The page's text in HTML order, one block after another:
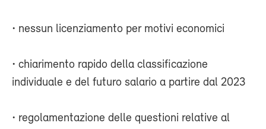
• nessun licenziamento per motivi economici
• chiarimento rapido della classificazione
individuale e del futuro salario a partire dal 2023
• regolamentazione delle questioni relative al